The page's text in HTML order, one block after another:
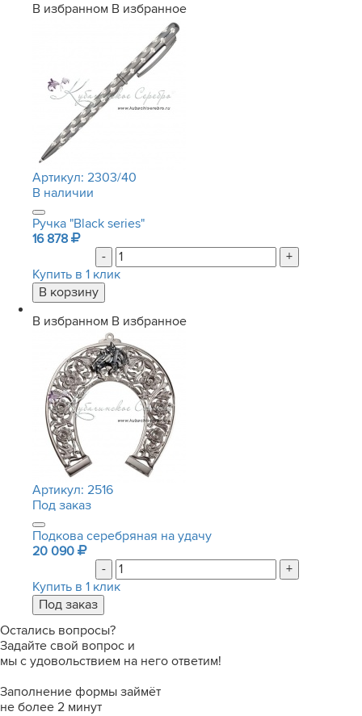
В избранном В избранное
Артикул: 2303/40
В наличии
Ручка "Black series"
16 878
-
+
Купить в 1 клик
В избранном В избранное
Артикул: 2516
Под заказ
Подкова серебряная на удачу
20 090
-
+
Купить в 1 клик
Остались вопросы?
Задайте свой вопрос и
мы с удовольствием на него ответим!
Заполнение формы займёт
не более 2 минут